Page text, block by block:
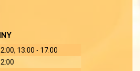
13:00 - 17:00